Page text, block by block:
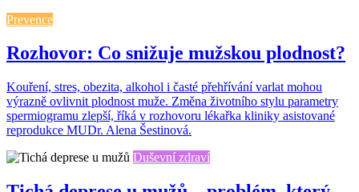
Prevence
Rozhovor: Co snižuje mužskou plodnost?
Kouření, stres, obezita, alkohol i časté přehřívání varlat mohou
výrazně ovlivnit plodnost muže. Změna životního stylu parametry
spermiogramu zlepší, říká v rozhovoru lékařka kliniky asistované
reprodukce MUDr. Alena Šestinová.
Duševní zdraví